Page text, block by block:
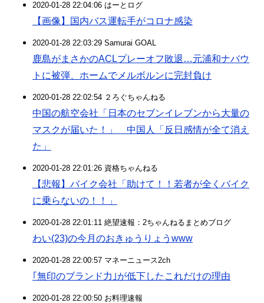
2020-01-28 22:04:06 はーとログ
【画像】国内バス運転手がコロナ感染
2020-01-28 22:03:29 Samurai GOAL
鹿島がまさかのACLプレーオフ敗退…元浦和ナバウ
トに被弾、ホームでメルボルンに完封負け
2020-01-28 22:02:54 ２ろぐちゃんねる
中国の航空会社「日本のセブンイレブンから大量の
マスクが届いた！」 中国人「反日感情が全て消え
た」
2020-01-28 22:01:26 資格ちゃんねる
【悲報】バイク会社「助けて！！若者が全くバイク
に乗らないの！！」
2020-01-28 22:01:11 絶望速報：2ちゃんねるまとめブログ
わい(23)の今月のおきゅうりょうwww
2020-01-28 22:00:57 マネーニュース2ch
｢無印のブランド力｣が低下したこれだけの理由
2020-01-28 22:00:50 お料理速報